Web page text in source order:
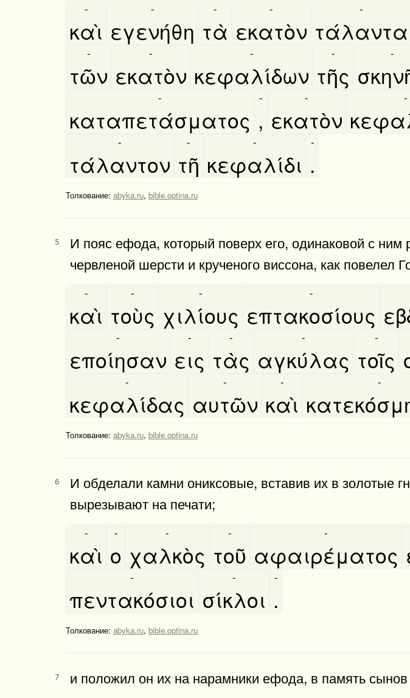
καὶ
-
εγενήθη
-
τὰ
-
εκατὸν
-
τάλαντα
-
τῶν
-
εκατὸν
-
κεφαλίδων
-
τῆς
- -
καταπετάσματος
-
,
-
εκατὸν
- -
τάλαντον
-
τῆ
-
κεφαλίδι
-
.
-
Толкование: abyka.ru, bible.optina.ru
5
И пояс ефода, который поверх его, одинаковой с
червленой шерсти и крученого виссона, как повелел
καὶ
-
τοὺς
-
χιλίους
-
επτακοσίους
-
εποίησαν
-
εις
-
τὰς
-
αγκύλας
-
τοῖς
-
κεφαλίδας
-
αυτῶν
-
καὶ
- -
Толкование: abyka.ru, bible.optina.ru
6
И обделали камни ониксовые, вставив их в золотые
вырезывают на печати;
καὶ
-
ο
-
χαλκὸς
-
τοῦ
-
αφαιρέματος
-
πεντακόσιοι
-
σίκλοι
-
.
-
Толкование: abyka.ru, bible.optina.ru
7 и положил он их на нарамники ефода, в память